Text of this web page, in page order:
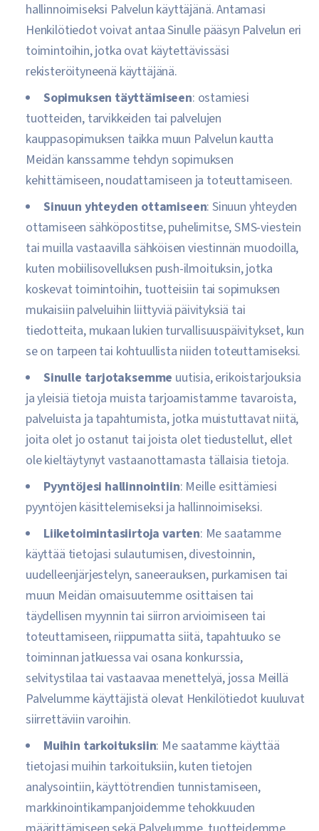
hallinnoimiseksi Palvelun käyttäjänä. Antamasi
Henkilötiedot voivat antaa Sinulle pääsyn Palvelun eri
toimintoihin, jotka ovat käytettävissäsi
rekisteröityneenä käyttäjänä.
Sopimuksen täyttämiseen: ostamiesi
tuotteiden, tarvikkeiden tai palvelujen
kauppasopimuksen taikka muun Palvelun kautta
Meidän kanssamme tehdyn sopimuksen
kehittämiseen, noudattamiseen ja toteuttamiseen.
Sinuun yhteyden ottamiseen: Sinuun yhteyden
ottamiseen sähköpostitse, puhelimitse, SMS-viestein
tai muilla vastaavilla sähköisen viestinnän muodoilla,
kuten mobiilisovelluksen push-ilmoituksin, jotka
koskevat toimintoihin, tuotteisiin tai sopimuksen
mukaisiin palveluihin liittyviä päivityksiä tai
tiedotteita, mukaan lukien turvallisuuspäivitykset, kun
se on tarpeen tai kohtuullista niiden toteuttamiseksi.
Sinulle tarjotaksemme uutisia, erikoistarjouksia
ja yleisiä tietoja muista tarjoamistamme tavaroista,
palveluista ja tapahtumista, jotka muistuttavat niitä,
joita olet jo ostanut tai joista olet tiedustellut, ellet
ole kieltäytynyt vastaanottamasta tällaisia tietoja.
Pyyntöjesi hallinnointiin: Meille esittämiesi
pyyntöjen käsittelemiseksi ja hallinnoimiseksi.
Liiketoimintasiirtoja varten: Me saatamme
käyttää tietojasi sulautumisen, divestoinnin,
uudelleenjärjestelyn, saneerauksen, purkamisen tai
muun Meidän omaisuutemme osittaisen tai
täydellisen myynnin tai siirron arvioimiseen tai
toteuttamiseen, riippumatta siitä, tapahtuuko se
toiminnan jatkuessa vai osana konkurssia,
selvitystilaa tai vastaavaa menettelyä, jossa Meillä
Palvelumme käyttäjistä olevat Henkilötiedot kuuluvat
siirrettäviin varoihin.
Muihin tarkoituksiin: Me saatamme käyttää
tietojasi muihin tarkoituksiin, kuten tietojen
analysointiin, käyttötrendien tunnistamiseen,
markkinointikampanjoidemme tehokkuuden